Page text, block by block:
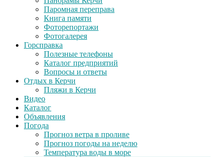
Паромная переправа
Книга памяти
Фоторепортажи
Фотогалерея
Горсправка
Полезные телефоны
Каталог предприятий
Вопросы и ответы
Отдых в Керчи
Пляжи в Керчи
Видео
Каталог
Объявления
Погода
Прогноз ветра в проливе
Прогноз погоды на неделю
Температура воды в море